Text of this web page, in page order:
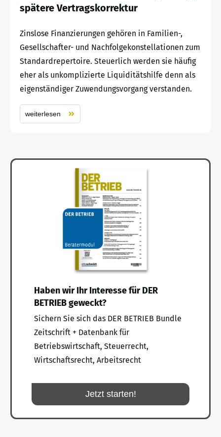
spätere Vertragskorrektur
Zinslose Finanzierungen gehören in Familien-,
Gesellschafter- und Nachfolgekonstellationen zum
Standardrepertoire. Steuerlich werden sie häufig
eher als unkomplizierte Liquiditätshilfe denn als
eigenständiger Zuwendungsvorgang verstanden.
weiterlesen
Haben wir Ihr Interesse für DER
BETRIEB geweckt?
Sichern Sie sich das DER BETRIEB Bundle
Zeitschrift + Datenbank für
Betriebswirtschaft, Steuerrecht,
Wirtschaftsrecht, Arbeitsrecht
Jetzt starten!